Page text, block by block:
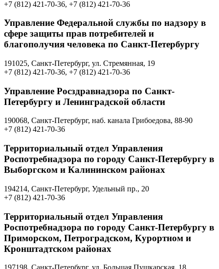
+7 (812) 421-70-36, +7 (812) 421-70-36
Управление Федеральной службы по надзору в
сфере защиты прав потребителей и
благополучия человека по Санкт-Петербургу
191025, Санкт-Петербург, ул. Стремянная, 19
+7 (812) 421-70-36, +7 (812) 421-70-36
Управление Росздравнадзора по Санкт-
Петербургу и Ленинградской области
190068, Санкт-Петербург, наб. канала Грибоедова, 88-90
+7 (812) 421-70-36
Территориальный отдел Управления
Роспотребнадзора по городу Санкт-Петербургу в
Выборгском и Калининском районах
194214, Санкт-Петербург, Удельный пр., 20
+7 (812) 421-70-36
Территориальный отдел Управления
Роспотребнадзора по городу Санкт-Петербургу в
Приморском, Петроградском, Курортном и
Кронштадтском районах